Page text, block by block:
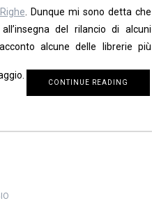
. Dunque mi sono detta che
del rilancio di alcuni
alcune delle librerie più
CONTINUE READING